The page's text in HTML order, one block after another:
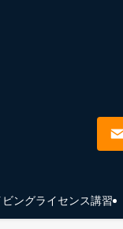
ビングライセンス講習